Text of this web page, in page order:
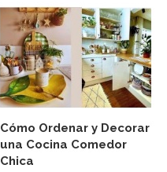
Cómo Ordenar y Decorar
una Cocina Comedor
Chica